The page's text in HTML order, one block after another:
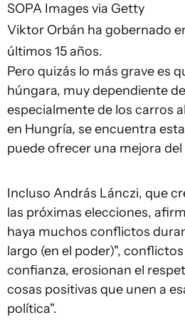
SOPA Images via Getty
Viktor Orbán ha gobernado
últimos 15 años.
Pero quizás lo más grave es
húngara, muy dependiente
especialmente de los carros
en Hungría, se encuentra
puede ofrecer una mejora del
Incluso András Lánczi, que
las próximas elecciones,
haya muchos conflictos
largo (en el poder)",
confianza, erosionan el
cosas positivas que unen a
política".